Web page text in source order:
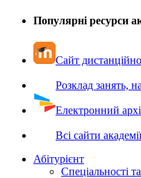
Популярні ресурси
Сайт
Розклад занять,
Електронний
Всі сайти академії
Абітурієнт
Спеціальності